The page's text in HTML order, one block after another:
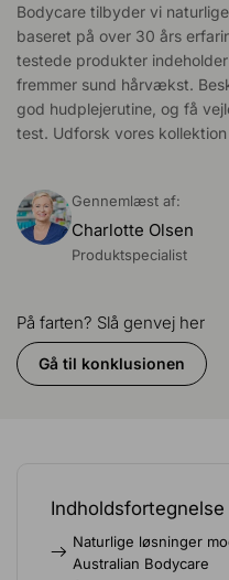
Bodycare tilbyder vi
baseret på over 30 års
testede produkter
fremmer sund hårvækst.
god hudplejerutine, og få
test. Udforsk vores
Gennemlæst af:
Charlotte Olsen
Produktspecialist
På farten? Slå genvej her
Gå til konklusionen
Indholdsfortegnelse
Naturlige løsninger
Australian Bodycare